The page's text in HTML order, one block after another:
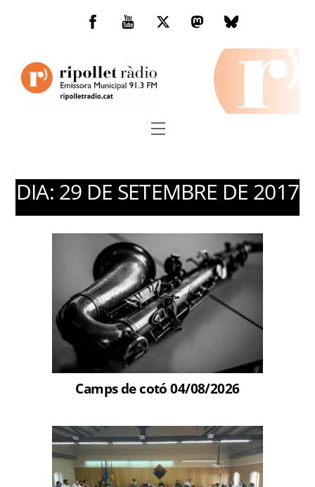
Facebook
You
TwitterMastodonBluesky
Menu
DIA: 29 DE SETEMBRE DE 2017
Camps de cotó 04/08/2026